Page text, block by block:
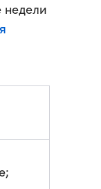
недели